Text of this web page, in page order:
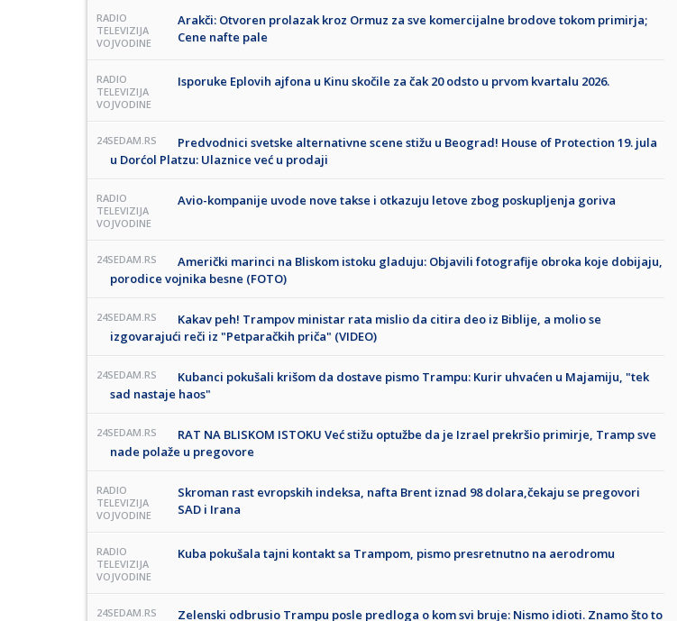
RADIO
TELEVIZIJA
VOJVODINE
Arakči: Otvoren prolazak kroz Ormuz za sve komercijalne brodove tokom primirja;
Cene nafte pale
RADIO
TELEVIZIJA
VOJVODINE
Isporuke Eplovih ajfona u Kinu skočile za čak 20 odsto u prvom kvartalu 2026.
24SEDAM.RS
Predvodnici svetske alternativne scene stižu u Beograd! House of Protection 19. jula
u Dorćol Platzu: Ulaznice već u prodaji
RADIO
TELEVIZIJA
VOJVODINE
Avio-kompanije uvode nove takse i otkazuju letove zbog poskupljenja goriva
24SEDAM.RS
Američki marinci na Bliskom istoku gladuju: Objavili fotografije obroka koje dobijaju,
porodice vojnika besne (FOTO)
24SEDAM.RS
Kakav peh! Trampov ministar rata mislio da citira deo iz Biblije, a molio se
izgovarajući reči iz "Petparačkih priča" (VIDEO)
24SEDAM.RS
Kubanci pokušali krišom da dostave pismo Trampu: Kurir uhvaćen u Majamiju, "tek
sad nastaje haos"
24SEDAM.RS
RAT NA BLISKOM ISTOKU Već stižu optužbe da je Izrael prekršio primirje, Tramp sve
nade polaže u pregovore
RADIO
TELEVIZIJA
VOJVODINE
Skroman rast evropskih indeksa, nafta Brent iznad 98 dolara,čekaju se pregovori
SAD i Irana
RADIO
TELEVIZIJA
VOJVODINE
Kuba pokušala tajni kontakt sa Trampom, pismo presretnutno na aerodromu
24SEDAM.RS Zelenski odbrusio Trampu posle predloga o kom svi bruje: Nismo idioti. Znamo što to